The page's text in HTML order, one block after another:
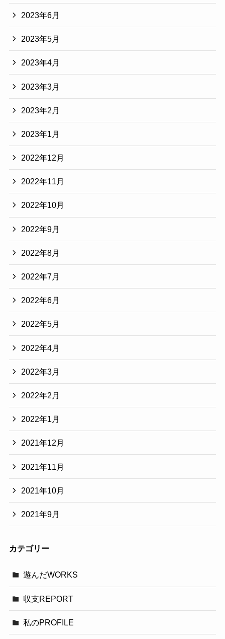
2023年6月
2023年5月
2023年4月
2023年3月
2023年2月
2023年1月
2022年12月
2022年11月
2022年10月
2022年9月
2022年8月
2022年7月
2022年6月
2022年5月
2022年4月
2022年3月
2022年2月
2022年1月
2021年12月
2021年11月
2021年10月
2021年9月
カテゴリー
遊んだWORKS
収支REPORT
私のPROFILE